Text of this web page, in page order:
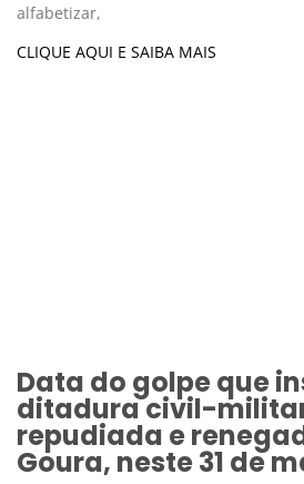
alfabetizar,
CLIQUE AQUI E SAIBA MAIS
Data do golpe que
ditadura civil-
repudiada e
Goura, neste 31 de